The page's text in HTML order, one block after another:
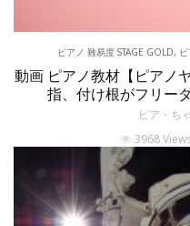
ピアノ 難易度 STAGE GOLD,
動画 ピアノ教材【ピアノ
指、付け根がフリー
ピア・ち
3968